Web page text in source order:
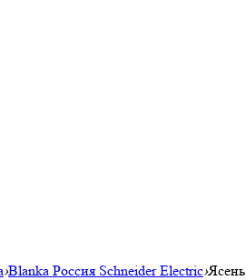
›Blanka Россия Schneider Electric›Ясень